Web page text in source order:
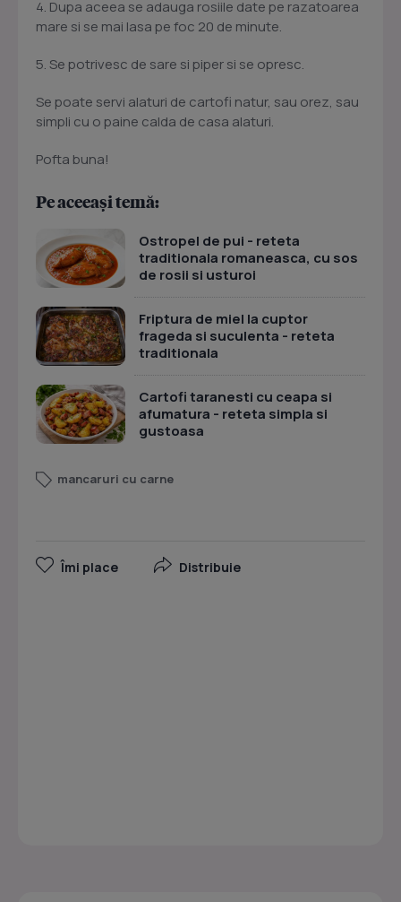
4. Dupa aceea se adauga rosiile date pe razatoarea
mare si se mai lasa pe foc 20 de minute.
5. Se potrivesc de sare si piper si se opresc.
Se poate servi alaturi de cartofi natur, sau orez, sau
simpli cu o paine calda de casa alaturi.
Pofta buna!
Pe aceeași temă:
Ostropel de pui - reteta
traditionala romaneasca, cu sos
de rosii si usturoi
Friptura de miel la cuptor
frageda si suculenta - reteta
traditionala
Cartofi taranesti cu ceapa si
afumatura - reteta simpla si
gustoasa
mancaruri cu carne
Îmi place Distribuie